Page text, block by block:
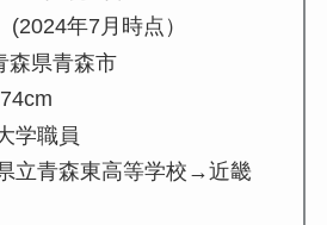
年7月時点）
県青森市
学職員
立青森東高等学校→近畿